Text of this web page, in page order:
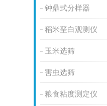
钟鼎式分样器
稻米垩白观测仪
玉米选筛
害虫选筛
粮食粘度测定仪